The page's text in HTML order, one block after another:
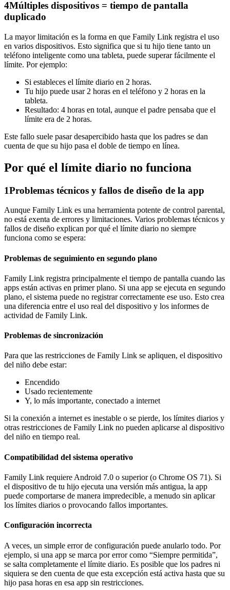
4Múltiples dispositivos = tiempo de pantalla
duplicado
La mayor limitación es la forma en que Family Link registra el uso
en varios dispositivos. Esto significa que si tu hijo tiene tanto un
teléfono inteligente como una tableta, puede superar fácilmente el
límite. Por ejemplo:
Si estableces el límite diario en 2 horas.
Tu hijo puede usar 2 horas en el teléfono y 2 horas en la
tableta.
Resultado: 4 horas en total, aunque el padre pensaba que el
límite era de 2 horas.
Este fallo suele pasar desapercibido hasta que los padres se dan
cuenta de que su hijo pasa el doble de tiempo en línea.
Por qué el límite diario no funciona
1Problemas técnicos y fallos de diseño de la app
Aunque Family Link es una herramienta potente de control parental,
no está exenta de errores y limitaciones. Varios problemas técnicos y
fallos de diseño explican por qué el límite diario no siempre
funciona como se espera:
Problemas de seguimiento en segundo plano
Family Link registra principalmente el tiempo de pantalla cuando las
apps están activas en primer plano. Si una app se ejecuta en segundo
plano, el sistema puede no registrar correctamente ese uso. Esto crea
una diferencia entre el uso real del dispositivo y los informes de
actividad de Family Link.
Problemas de sincronización
Para que las restricciones de Family Link se apliquen, el dispositivo
del niño debe estar:
Encendido
Usado recientemente
Y, lo más importante, conectado a internet
Si la conexión a internet es inestable o se pierde, los límites diarios y
otras restricciones de Family Link no pueden aplicarse al dispositivo
del niño en tiempo real.
Compatibilidad del sistema operativo
Family Link requiere Android 7.0 o superior (o Chrome OS 71). Si
el dispositivo de tu hijo ejecuta una versión más antigua, la app
puede comportarse de manera impredecible, a menudo sin aplicar
los límites diarios o provocando fallos importantes.
Configuración incorrecta
A veces, un simple error de configuración puede anularlo todo. Por
ejemplo, si una app se marca por error como “Siempre permitida”,
se salta completamente el límite diario. Es posible que los padres ni
siquiera se den cuenta de que esta excepción está activa hasta que su
hijo pasa horas en esa app sin restricciones.